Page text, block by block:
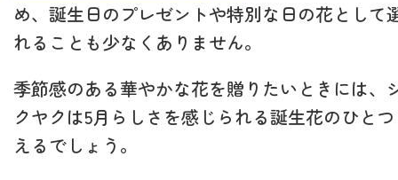
め、誕生日のプレゼントや特別な日の花として
れることも少なくありません。
季節感のある華やかな花を贈りたいときには、
クヤクは5月らしさを感じられる誕生花のひと
えるでしょう。